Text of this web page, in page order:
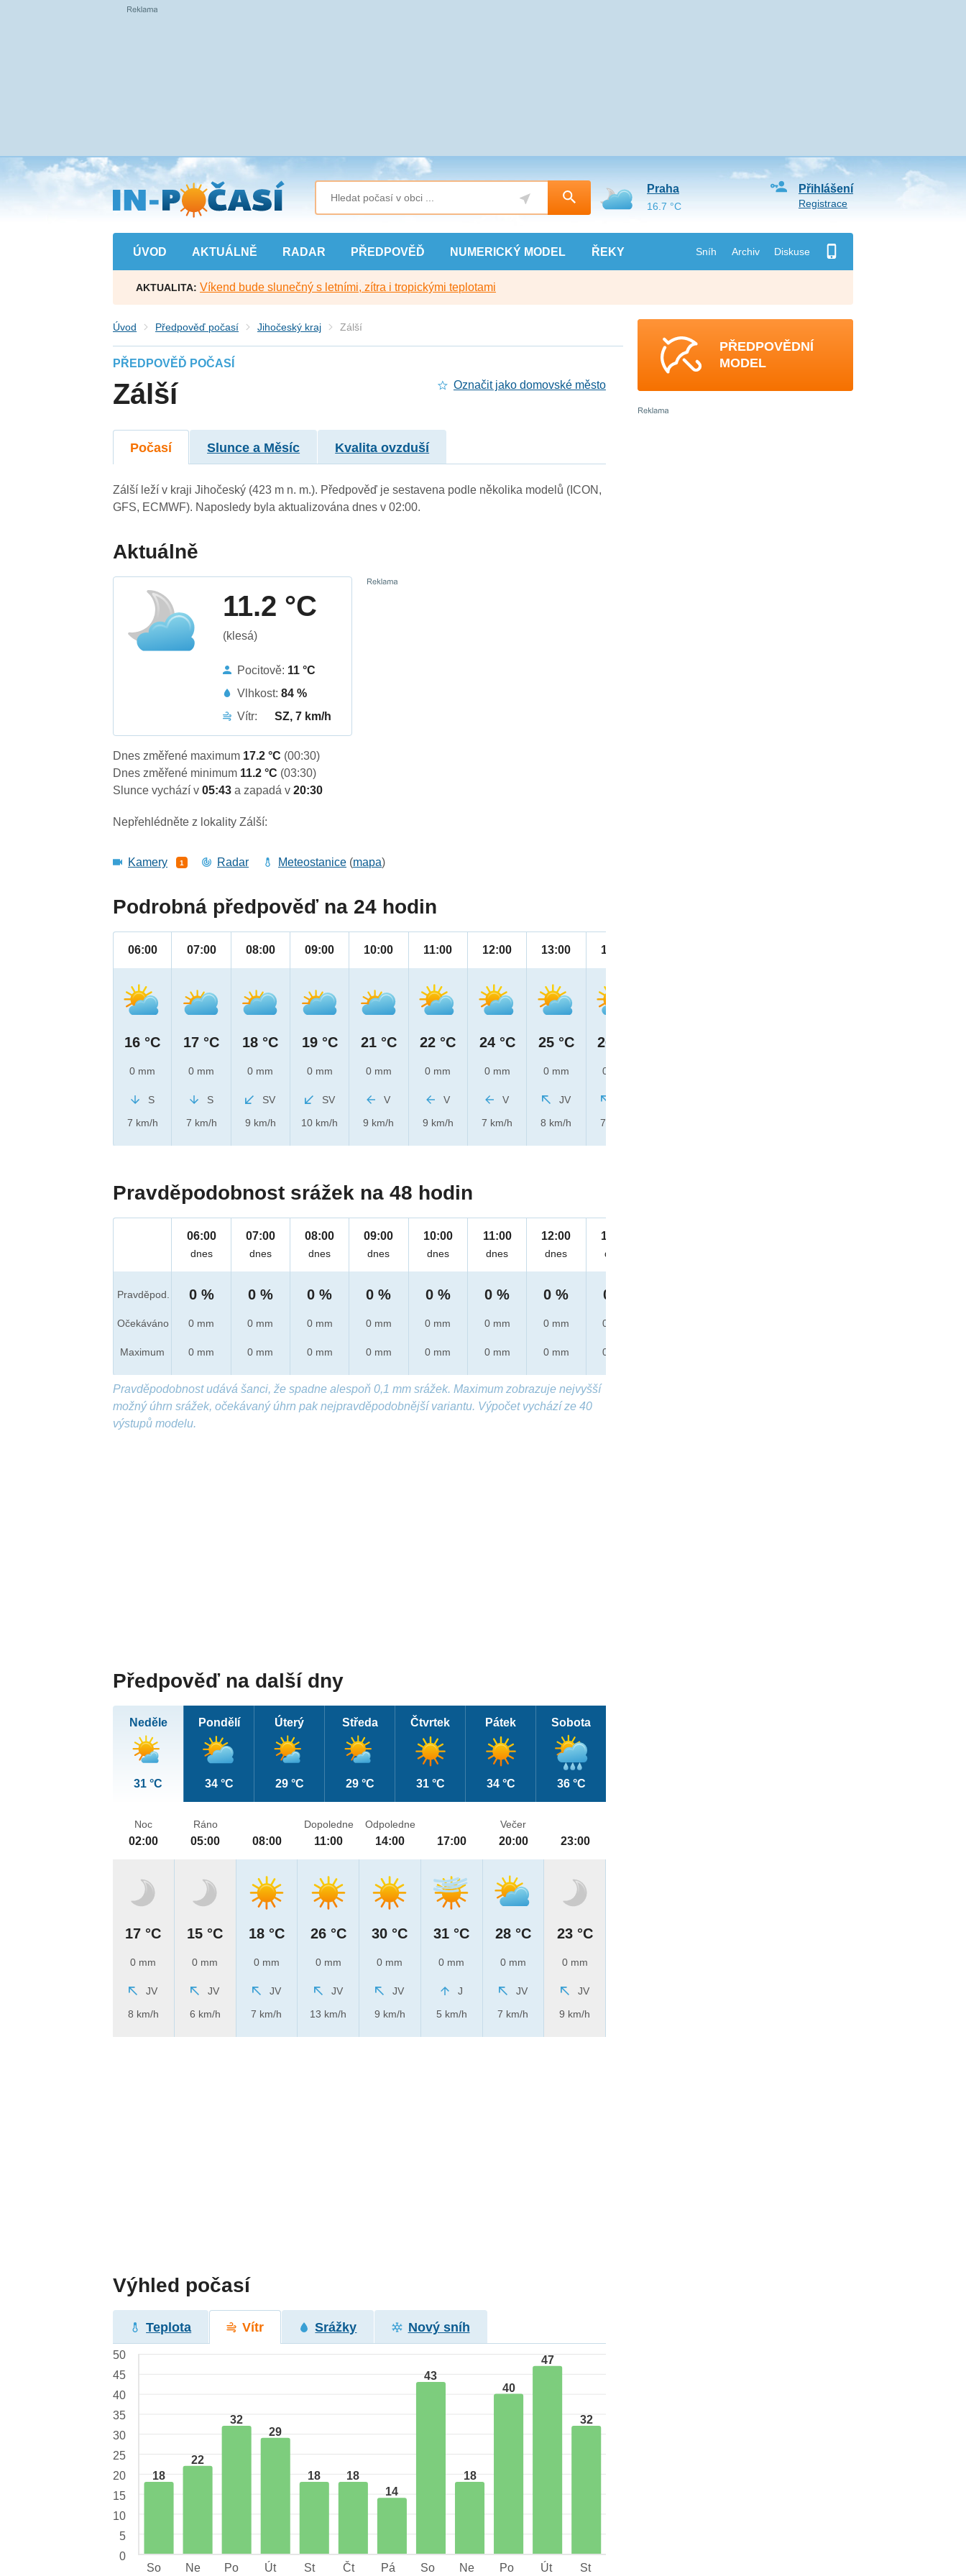
Přejít
na
hlavní
obsah
ÚVOD AKTUÁLNĚ RADAR PŘEDPOVĚĎ NUMERICKÝ MODEL ŘEKY Sníh Archiv Diskuse
Přihlášení
Registrace
Praha
16.7 °C
AKTUALITA: Víkend bude slunečný s letními, zítra i tropickými teplotami
Úvod Předpověď počasí Jihočeský kraj Zálší
PŘEDPOVĚĎ POČASÍ
Zálší Označit jako domovské město
Počasí Slunce a Měsíc Kvalita ovzduší
Zálší leží v kraji Jihočeský (423 m n. m.). Předpověď je sestavena podle několika modelů (ICON,
GFS, ECMWF). Naposledy byla aktualizována dnes v 02:00.
Aktuálně
11.2 °C
(klesá)
Pocitově: 11 °C
Vlhkost:84 %
Vítr:
SZ, 7 km/h
Dnes změřené maximum 17.2 °C (00:30)
Dnes změřené minimum 11.2 °C (03:30)
Slunce vychází v05:43a zapadá v20:30
Nepřehlédněte z lokality Zálší:
Kamery 1 Radar Meteostanice (mapa)
Podrobná předpověď na 24 hodin
06:00
16 °C
0 mm
S
7 km/h
07:00
17 °C
0 mm
S
7 km/h
08:00
18 °C
0 mm
SV
9 km/h
09:00
19 °C
0 mm
SV
10 km/h
10:00
21 °C
0 mm
V
9 km/h
11:00
22 °C
0 mm
V
9 km/h
12:00
24 °C
0 mm
V
7 km/h
13:00
25 °C
0 mm
JV
8 km/h
14:00
26 °C
0 mm
7 km/h
Pravděpodobnost srážek na 48 hodin
Pravděpod.
Očekáváno
Maximum
06:00
dnes
0 %
0 mm
0 mm
07:00
dnes
0 %
0 mm
0 mm
08:00
dnes
0 %
0 mm
0 mm
09:00
dnes
0 %
0 mm
0 mm
10:00
dnes
0 %
0 mm
0 mm
11:00
dnes
0 %
0 mm
0 mm
12:00
dnes
0 %
0 mm
0 mm
13:00
dnes
0 %
0 mm
0 mm
Pravděpodobnost udává šanci, že spadne alespoň 0,1 mm srážek. Maximum zobrazuje nejvyšší
možný úhrn srážek, očekávaný úhrn pak nejpravděpodobnější variantu. Výpočet vychází ze 40
výstupů modelu.
Předpověď na další dny
Neděle
31 °C
Pondělí
34 °C
Úterý
29 °C
Středa
29 °C
Čtvrtek
31 °C
Pátek
34 °C
Sobota
36 °C
Noc
02:00
17 °C
0 mm
JV
8 km/h
Ráno
05:00
15 °C
0 mm
JV
6 km/h
08:00
18 °C
0 mm
JV
7 km/h
Dopoledne
11:00
26 °C
0 mm
JV
13 km/h
Odpoledne
14:00
30 °C
0 mm
JV
9 km/h
17:00
31 °C
0 mm
J
5 km/h
Večer
20:00
28 °C
0 mm
JV
7 km/h
23:00
23 °C
0 mm
JV
9 km/h
Výhled počasí
Teplota Vítr Srážky Nový sníh
18
22
32
29
18
18
14
43
18
40
47
32
50
45
40
35
30
25
20
15
10
5
0
So
Ne Po Út St Čt Pá So Ne Po Út St
PŘEDPOVĚDNÍ
MODEL